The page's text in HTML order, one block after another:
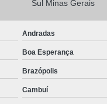
Longa
Longa Preta
Preta Manga Longa
Masculina
Sul Minas Gerais
Andradas
Boa Esperança
Brazópolis
Cambuí